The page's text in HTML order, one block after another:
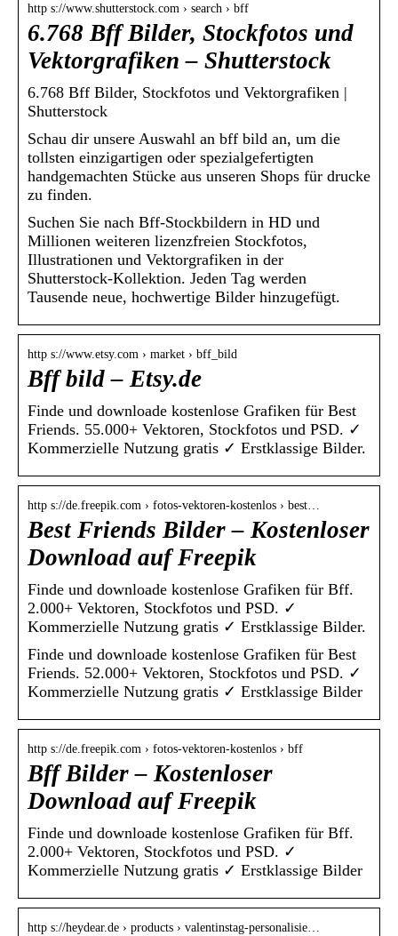
http s://www.shutterstock.com › search › bff
6.768 Bff Bilder, Stockfotos und
Vektorgrafiken – Shutterstock
6.768 Bff Bilder, Stockfotos und Vektorgrafiken |
Shutterstock
Schau dir unsere Auswahl an bff bild an, um die
tollsten einzigartigen oder spezialgefertigten
handgemachten Stücke aus unseren Shops für drucke
zu finden.
Suchen Sie nach Bff-Stockbildern in HD und
Millionen weiteren lizenzfreien Stockfotos,
Illustrationen und Vektorgrafiken in der
Shutterstock-Kollektion. Jeden Tag werden
Tausende neue, hochwertige Bilder hinzugefügt.
http s://www.etsy.com › market › bff_bild
Bff bild – Etsy.de
Finde und downloade kostenlose Grafiken für Best
Friends. 55.000+ Vektoren, Stockfotos und PSD. ✓
Kommerzielle Nutzung gratis ✓ Erstklassige Bilder.
http s://de.freepik.com › fotos-vektoren-kostenlos › best…
Best Friends Bilder – Kostenloser
Download auf Freepik
Finde und downloade kostenlose Grafiken für Bff.
2.000+ Vektoren, Stockfotos und PSD. ✓
Kommerzielle Nutzung gratis ✓ Erstklassige Bilder.
Finde und downloade kostenlose Grafiken für Best
Friends. 52.000+ Vektoren, Stockfotos und PSD. ✓
Kommerzielle Nutzung gratis ✓ Erstklassige Bilder
http s://de.freepik.com › fotos-vektoren-kostenlos › bff
Bff Bilder – Kostenloser
Download auf Freepik
Finde und downloade kostenlose Grafiken für Bff.
2.000+ Vektoren, Stockfotos und PSD. ✓
Kommerzielle Nutzung gratis ✓ Erstklassige Bilder
http s://heydear.de › products › valentinstag-personalisie…